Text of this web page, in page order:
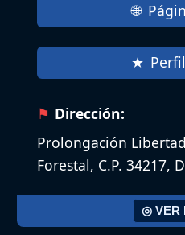
Dirección:
Prolongación
Forestal, C.P. 34217,
◎ VER